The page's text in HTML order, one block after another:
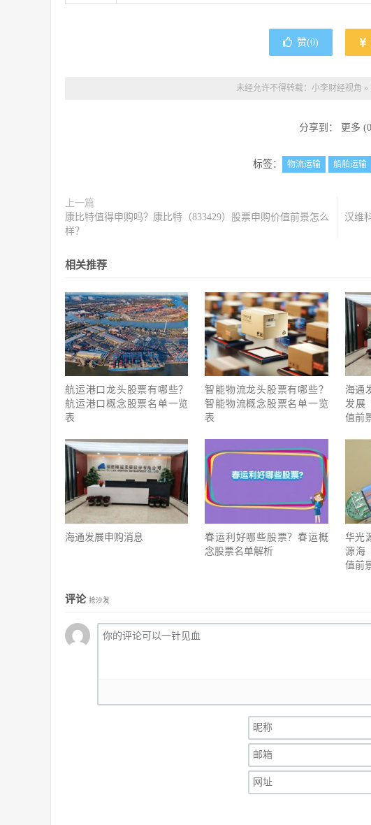
赞(0)
未经允许不得转载： 小李财经视角 »
分享到： 更多 (0
标签： 物流运输 船舶运输
上一篇
康比特值得申购吗？康比特（833429）股票申购价值前景怎么
样？
汉维
相关推荐
航运港口龙头股票有哪些？
航运港口概念股票名单一览
表
智能物流龙头股票有哪些？
智能物流概念股票名单一览
表
海通
发展
值前
海通发展申购消息
春运利好哪些股票？春运概
念股票名单解析
华光
源海
值前
评论 抢沙发